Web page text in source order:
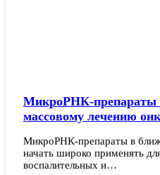
МикроРНК-препараты
массовому лечению
МикроРНК-препараты в
начать широко применять
воспалительных и…